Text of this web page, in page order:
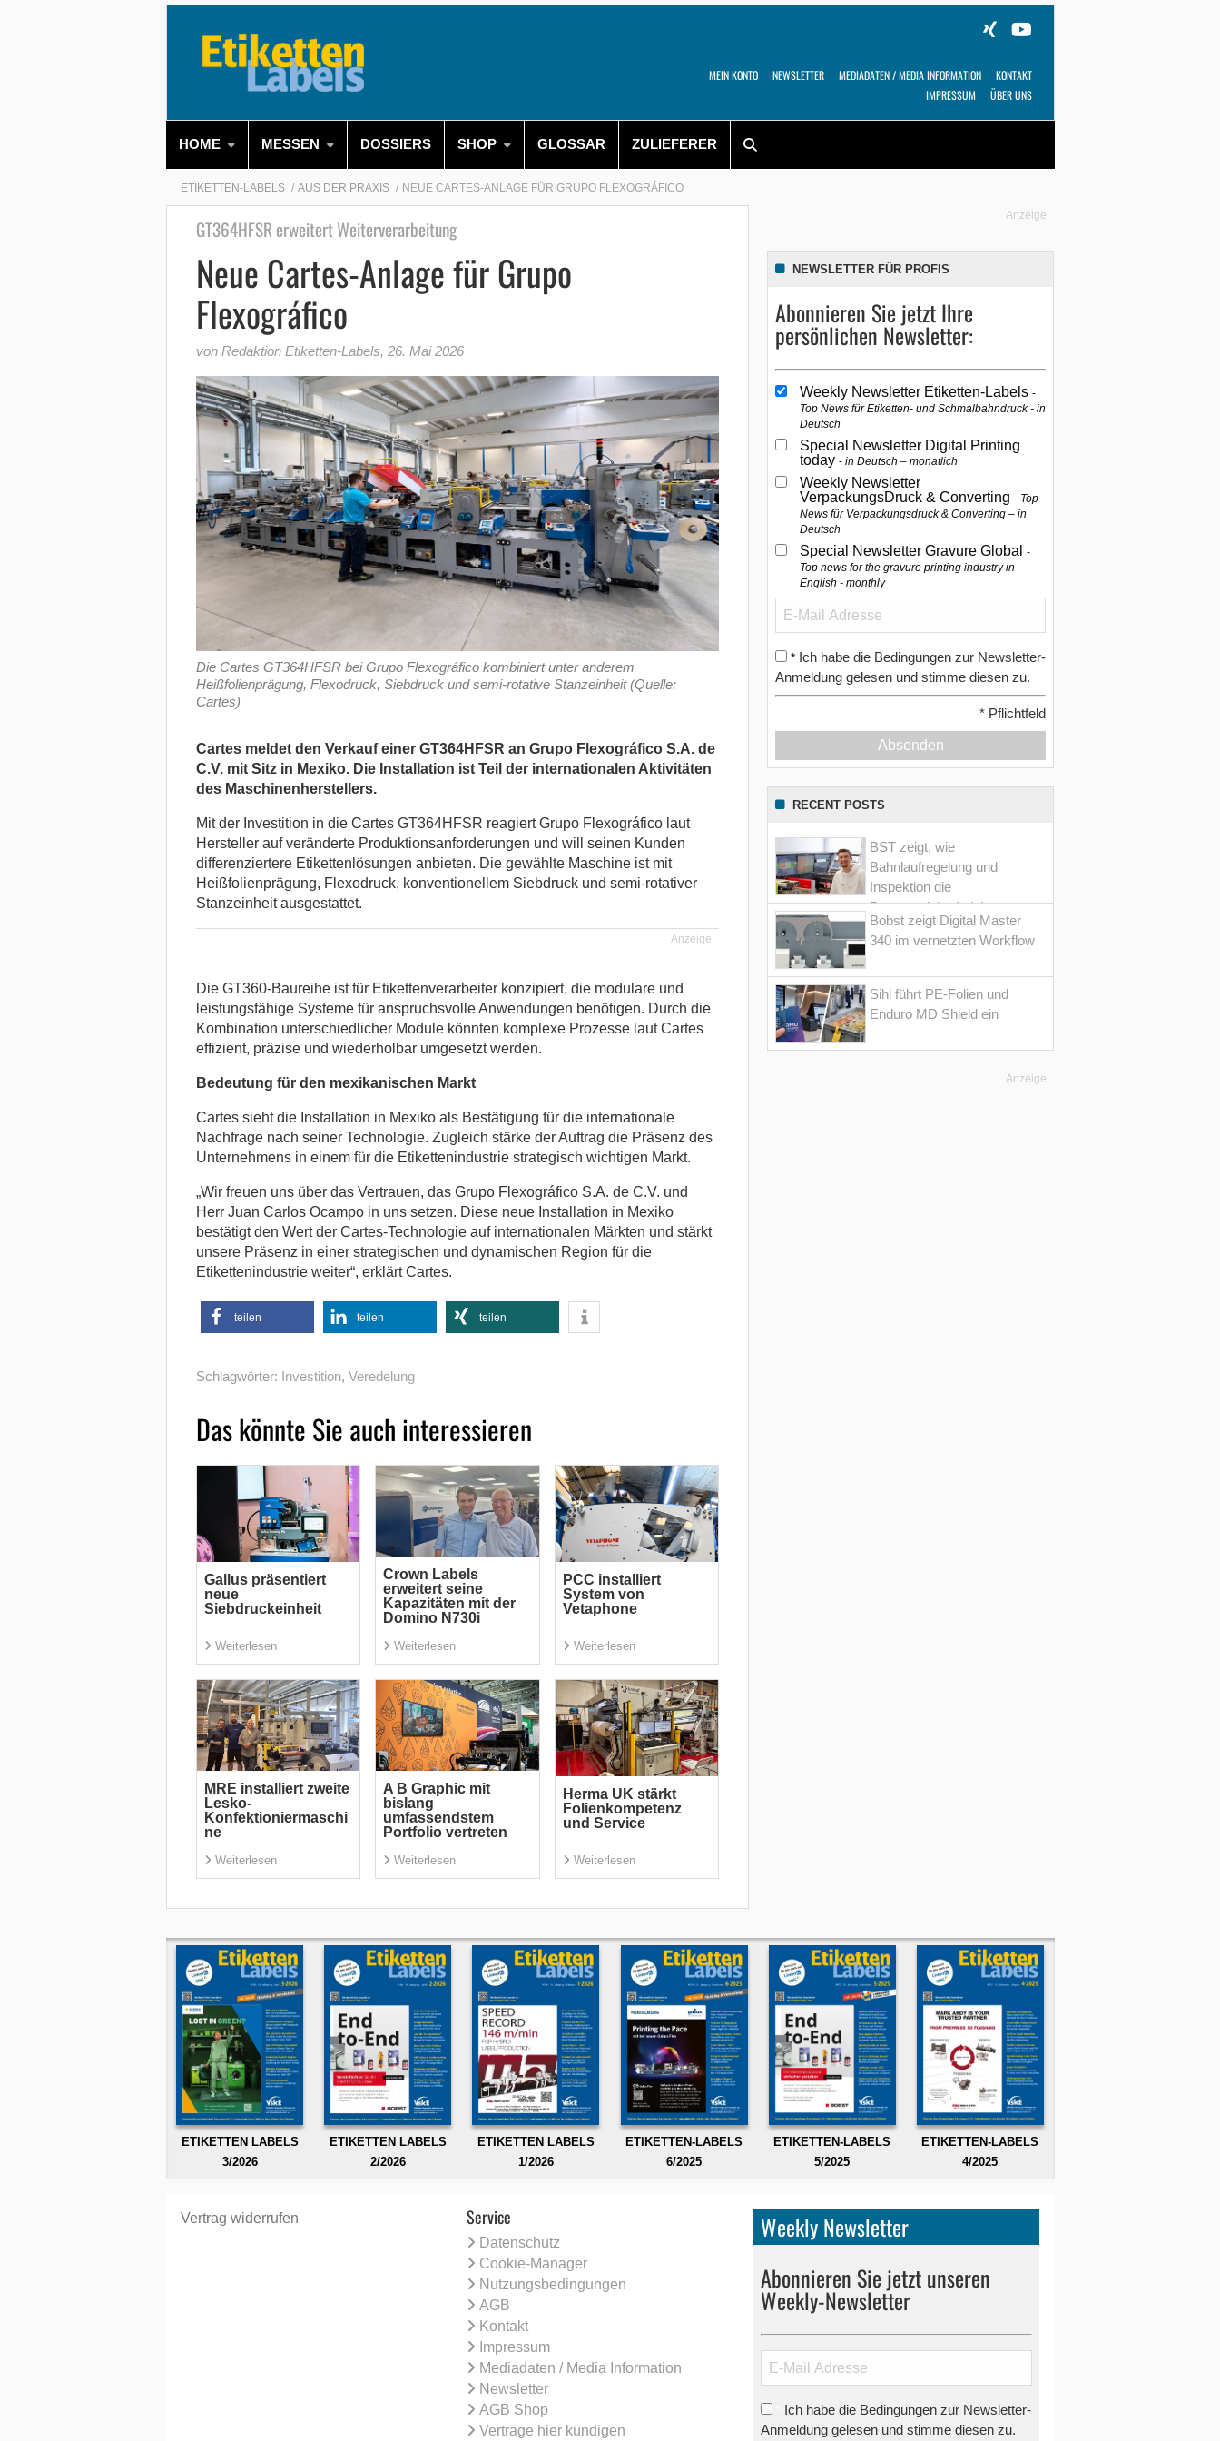
MEIN KONTO NEWSLETTER MEDIADATEN / MEDIA INFORMATION
KONTAKT
IMPRESSUM
ÜBER UNS
HOME MESSEN DOSSIERS SHOP GLOSSAR ZULIEFERER
ETIKETTEN-LABELS AUS DER PRAXIS NEUE CARTES-ANLAGE FÜR GRUPO FLEXOGRÁFICO
GT364HFSR erweitert Weiterverarbeitung
Neue Cartes-Anlage für Grupo
Flexográfico
von Redaktion Etiketten-Labels, 26. Mai 2026
Die Cartes GT364HFSR bei Grupo Flexográfico kombiniert unter anderem
Heißfolienprägung, Flexodruck, Siebdruck und semi-rotative Stanzeinheit (Quelle:
Cartes)
Cartes meldet den Verkauf einer GT364HFSR an Grupo Flexográfico S.A. de
C.V. mit Sitz in Mexiko. Die Installation ist Teil der internationalen Aktivitäten
des Maschinenherstellers.
Mit der Investition in die Cartes GT364HFSR reagiert Grupo Flexográfico laut
Hersteller auf veränderte Produktionsanforderungen und will seinen Kunden
differenziertere Etikettenlösungen anbieten. Die gewählte Maschine ist mit
Heißfolienprägung, Flexodruck, konventionellem Siebdruck und semi-rotativer
Stanzeinheit ausgestattet.
Anzeige
Die GT360-Baureihe ist für Etikettenverarbeiter konzipiert, die modulare und
leistungsfähige Systeme für anspruchsvolle Anwendungen benötigen. Durch die
Kombination unterschiedlicher Module könnten komplexe Prozesse laut Cartes
effizient, präzise und wiederholbar umgesetzt werden.
Bedeutung für den mexikanischen Markt
Cartes sieht die Installation in Mexiko als Bestätigung für die internationale
Nachfrage nach seiner Technologie. Zugleich stärke der Auftrag die Präsenz des
Unternehmens in einem für die Etikettenindustrie strategisch wichtigen Markt.
„Wir freuen uns über das Vertrauen, das Grupo Flexográfico S.A. de C.V. und
Herr Juan Carlos Ocampo in uns setzen. Diese neue Installation in Mexiko
bestätigt den Wert der Cartes-Technologie auf internationalen Märkten und stärkt
unsere Präsenz in einer strategischen und dynamischen Region für die
Etikettenindustrie weiter“, erklärt Cartes.
teilen teilen teilen
Schlagwörter: Investition, Veredelung
Das könnte Sie auch interessieren
Gallus präsentiert
neue
Siebdruckeinheit
Weiterlesen
Crown Labels
erweitert seine
Kapazitäten mit der
Domino N730i
Weiterlesen
PCC installiert
System von
Vetaphone
Weiterlesen
MRE installiert zweite
Lesko-
Konfektioniermaschi
ne
Weiterlesen
A B Graphic mit
bislang
umfassendstem
Portfolio vertreten
Weiterlesen
Herma UK stärkt
Folienkompetenz
und Service
Weiterlesen
Anzeige
NEWSLETTER FÜR PROFIS
Abonnieren Sie jetzt Ihre
persönlichen Newsletter:
Weekly Newsletter Etiketten-Labels
Top News für Etiketten- und Schmalbahndruck - in
Deutsch
Special Newsletter Digital Printing
today in Deutsch – monatlich
Weekly Newsletter
VerpackungsDruck & Converting Top
News für Verpackungsdruck & Converting – in
Deutsch
Special Newsletter Gravure Global
Top news for the gravure printing industry in
English - monthly
* Ich habe die Bedingungen zur Newsletter-
Anmeldung gelesen und stimme diesen zu.
* Pflichtfeld
Absenden
RECENT POSTS
BST zeigt, wie
Bahnlaufregelung und
Inspektion die
Prozesssicherheit im
Converting erhöht
Bobst zeigt Digital Master
340 im vernetzten Workflow
Sihl führt PE-Folien und
Enduro MD Shield ein
Anzeige
ETIKETTEN LABELS
3/2026
ETIKETTEN LABELS
2/2026
ETIKETTEN LABELS
1/2026
ETIKETTEN-LABELS
6/2025
ETIKETTEN-LABELS
5/2025
ETIKETTEN-LABELS
4/2025
Vertrag widerrufen Service
Datenschutz
Cookie-Manager
Nutzungsbedingungen
AGB
Kontakt
Impressum
Mediadaten / Media Information
Newsletter
AGB Shop
Verträge hier kündigen
Weekly Newsletter
Abonnieren Sie jetzt unseren
Weekly-Newsletter
Ich habe die Bedingungen zur Newsletter-
Anmeldung gelesen und stimme diesen zu.